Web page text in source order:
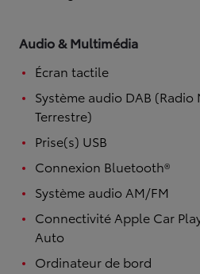
Audio & Multimédia
Écran tactile
Système audio DAB
Terrestre)
Prise(s) USB
Connexion Bluetooth®
Système audio AM/FM
Connectivité Apple Car
Auto
Ordinateur de bord